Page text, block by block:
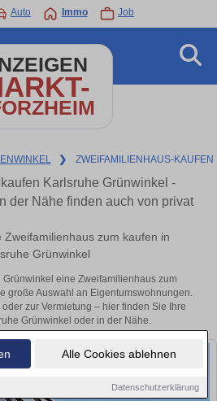
Alle Cookies ablehnen
Datenschutzerklärung
Auto Immo Job
❯ ZWEIFAMILIENHAUS-KAUFEN
Karlsruhe Grünwinkel -
der Nähe finden auch von privat
Zweifamilienhaus zum kaufen in
Grünwinkel
eine Zweifamilienhaus zum
große Auswahl an Eigentumswohnungen.
zur Vermietung – hier finden Sie Ihre
Grünwinkel oder in der Nähe.